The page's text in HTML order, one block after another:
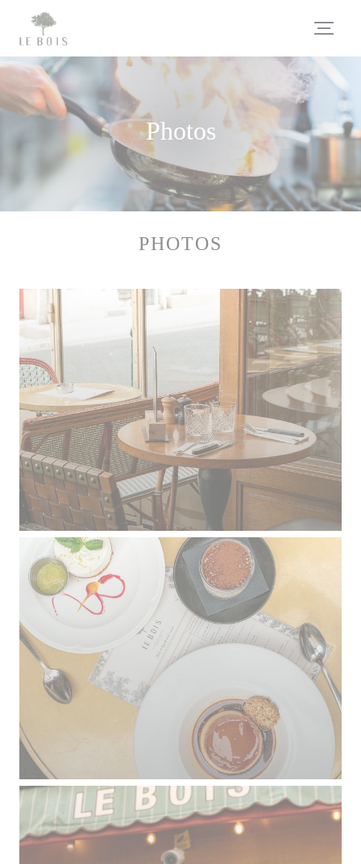
Personnalisation de vos choix en matière de cookies
Photos
PHOTOS